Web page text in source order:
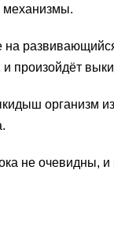
механизмы.
и произойдёт
организм
не очевидны,